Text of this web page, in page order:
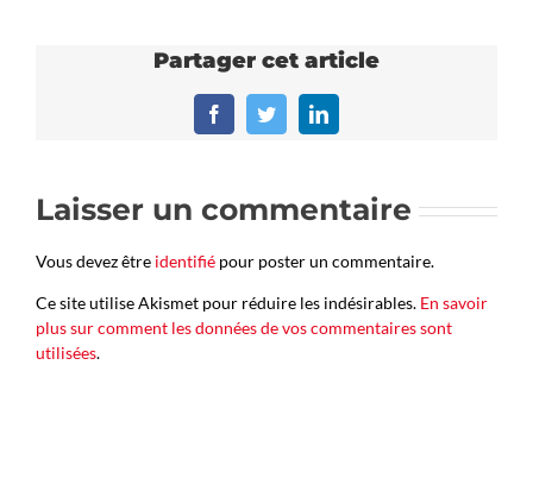
Partager cet article
FacebookTwitterLinkedIn
Laisser un commentaire
Vous devez être identifié pour poster un commentaire.
Ce site utilise Akismet pour réduire les indésirables. En savoir
plus sur comment les données de vos commentaires sont
utilisées.